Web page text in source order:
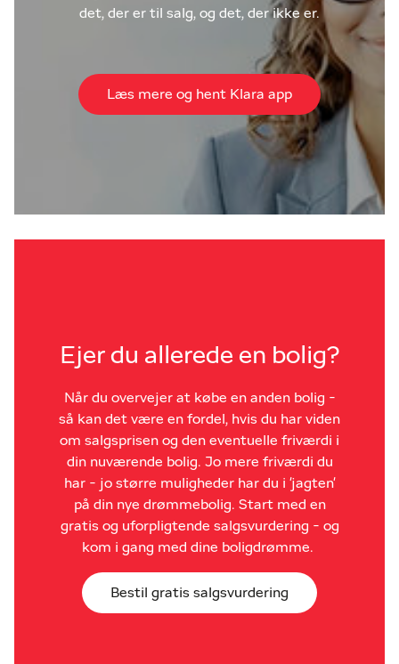
det, der er til salg, og det, der ikke er.
Læs mere og hent Klara app
Ejer du allerede en bolig?
Når du overvejer at købe en anden bolig -
så kan det være en fordel, hvis du har viden
om salgsprisen og den eventuelle friværdi i
din nuværende bolig. Jo mere friværdi du
har - jo større muligheder har du i 'jagten'
på din nye drømmebolig. Start med en
gratis og uforpligtende salgsvurdering - og
kom i gang med dine boligdrømme.
Bestil gratis salgsvurdering